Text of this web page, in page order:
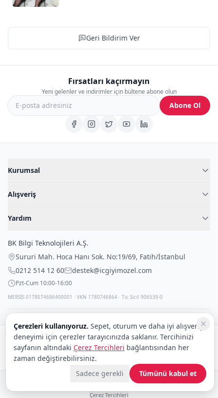
Geri Bildirim Ver
Fırsatları kaçırmayın
Yeni gelenler ve indirimler için bültene abone olun
Abone Ol
Kurumsal
Blog
İç Giyim Rehberi
Alışveriş
Fantazi İç Giyim
Çocuk İç Giyim
Outlet Fırsatları
Yardım
İade Politikası
Gizli Paketleme
BK Bilgi Teknolojileri A.Ş.
Sururi Mah. Hoca Hanı Sok. No:19/69, Fatih/İstanbul
0212 514 12 60
destek@icgiyimozel.com
Pzt-Cum 10:00-16:00
MERSİS 0178074686400001 · VKN 1780746864 · Tic.Sicil 906539-0
Güvenli alışveriş:
Kargo:
© 2008–2026 BK Bilgi Teknolojileri ve Ticaret A.Ş.
Çerez Tercihleri
Çerezleri kullanıyoruz. Sepet, oturum ve daha iyi alışveriş
deneyimi için çerezler tarayıcınızda saklanır. Tercihinizi
sayfanın altındaki Çerez Tercihleri bağlantısından her
zaman değiştirebilirsiniz.
Sadece gerekli
Tümünü kabul et